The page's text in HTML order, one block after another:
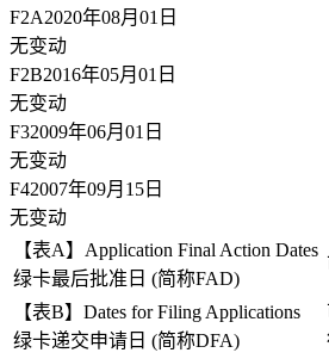
F2A2020年08月01日
无变动
F2B2016年05月01日
无变动
F32009年06月01日
无变动
F42007年09月15日
无变动
【表A】Application Final Action Dates
绿卡最后批准日 (简称FAD)
【表B】Dates for Filing Applications
绿卡递交申请日 (简称DFA)